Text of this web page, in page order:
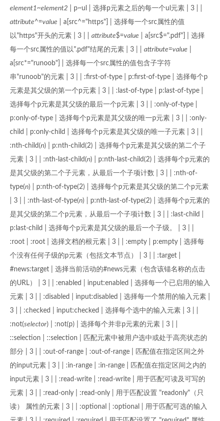
element1~element2 | p~ul | 选择p元素之后的每一个ul元素 | 3 | |
attribute^=value | a[src^="https"] | 选择每一个src属性的值
以"https"开头的元素 | 3 | | attribute$=value | a[src$=".pdf"] | 选择
每一个src属性的值以".pdf"结尾的元素 | 3 | | attribute=value
a[src*="runoob"] | 选择每一个src属性的值包含子字符
串"runoob"的元素 | 3 | | :first-of-type | p:first-of-type | 选择每个p
元素是其父级的第一个p元素 | 3 | | :last-of-type | p:last-of-type |
选择每个p元素是其父级的最后一个p元素 | 3 | | :only-of-type |
p:only-of-type | 选择每个p元素是其父级的唯一p元素 | 3 | | :only-
child | p:only-child | 选择每个p元素是其父级的唯一子元素 | 3 | |
:nth-child(n) | p:nth-child(2) | 选择每个p元素是其父级的第二个子
元素 | 3 | | :nth-last-child(n) | p:nth-last-child(2) | 选择每个p元素的
是其父级的第二个子元素，从最后一个子项计数 | 3 | | :nth-of-
type(n) | p:nth-of-type(2) | 选择每个p元素是其父级的第二个p元素
| 3 | | :nth-last-of-type(n) | p:nth-last-of-type(2) | 选择每个p元素的
是其父级的第二个p元素，从最后一个子项计数 | 3 | | :last-child |
p:last-child | 选择每个p元素是其父级的最后一个子级。 | 3 | |
:root | :root | 选择文档的根元素 | 3 | | :empty | p:empty | 选择每
个没有任何子级的p元素（包括文本节点） | 3 | | :target |
#news:target | 选择当前活动的#news元素（包含该锚名称的点击
的URL） | 3 | | :enabled | input:enabled | 选择每一个已启用的输入
元素 | 3 | | :disabled | input:disabled | 选择每一个禁用的输入元素 |
3 | | :checked | input:checked | 选择每个选中的输入元素 | 3 | |
:not(selector) | :not(p) | 选择每个并非p元素的元素 | 3 | |
::selection | ::selection | 匹配元素中被用户选中或处于高亮状态的
部分 | 3 | | :out-of-range | :out-of-range | 匹配值在指定区间之外
的input元素 | 3 | | :in-range | :in-range | 匹配值在指定区间之内的
input元素 | 3 | | :read-write | :read-write | 用于匹配可读及可写的
元素 | 3 | | :read-only | :read-only | 用于匹配设置 "readonly"（只
读） 属性的元素 | 3 | | :optional | :optional | 用于匹配可选的输入